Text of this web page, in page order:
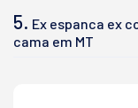
5. Ex espanca ex
cama em MT